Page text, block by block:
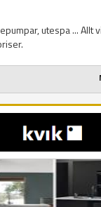
utespa ... Allt